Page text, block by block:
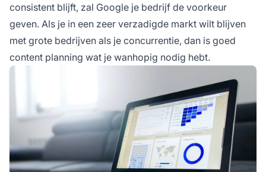
consistent blijft, zal Google je bedrijf de voorkeur
geven. Als je in een zeer verzadigde markt wilt blijven
met grote bedrijven als je concurrentie, dan is goed
content planning wat je wanhopig nodig hebt.